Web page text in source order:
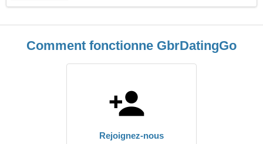
Comment fonctionne GbrDatingGo
Rejoignez-nous